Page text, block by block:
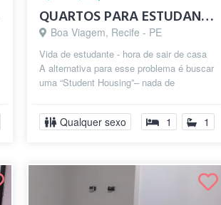
QUARTOS PARA ESTUDANTES E EXECUTIVOS EM ...
Boa Viagem, Recife - PE
Vida de estudante - hora de sair de casa
A alternativa para esse problema é buscar
uma “Student Housing”– nada de
Qualquer sexo 1 1